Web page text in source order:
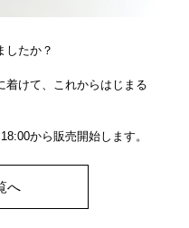
したか？
着けて、これからはじまる
から販売開始します。
へ